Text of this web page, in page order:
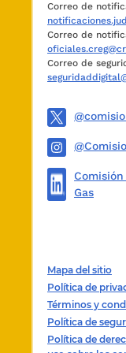
Correo de
Correo de
Correo de
Gas
Mapa del sitio
Política de
Términos y
Política de
Política de